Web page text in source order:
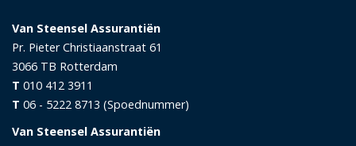
Van Steensel Assurantiën
Pr. Pieter Christiaanstraat 61
3066 TB Rotterdam
T 010 412 3911
T 06 - 5222 8713 (Spoednummer)
Van Steensel Assurantiën